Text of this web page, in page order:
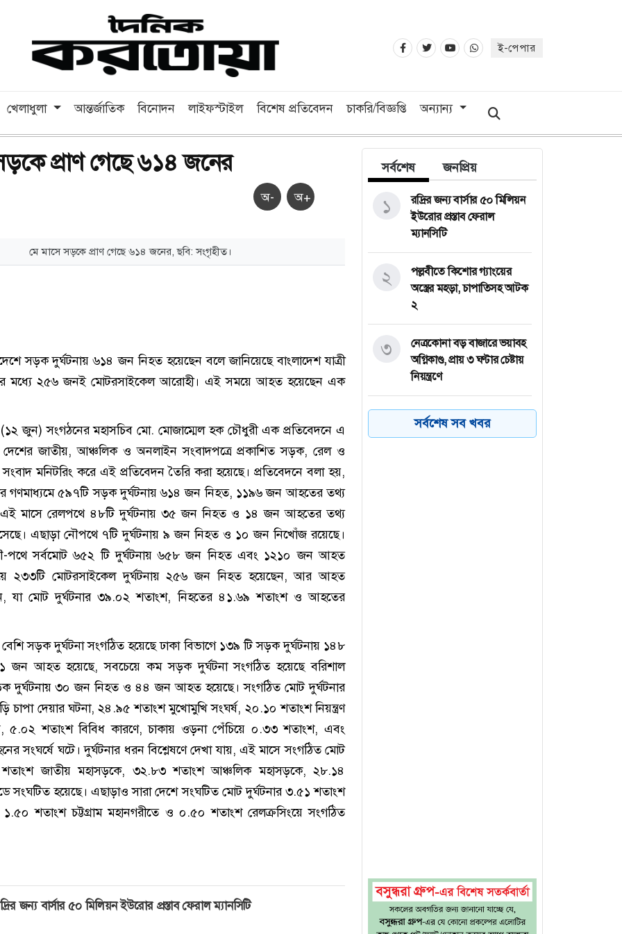
ই-পেপার
খেলাধুলা আন্তর্জাতিক বিনোদন লাইফস্টাইল বিশেষ প্রতিবেদন চাকরি/বিজ্ঞপ্তি অন্যান্য
প্রাণ গেছে ৬১৪ জনের
অ- অ+
মে মাসে সড়কে প্রাণ গেছে ৬১৪ জনের, ছবি: সংগৃহীত।
সড়ক দুর্ঘটনায় ৬১৪ জন নিহত হয়েছেন বলে জানিয়েছে বাংলাদেশ যাত্রী
মধ্যে ২৫৬ জনই মোটরসাইকেল আরোহী। এই সময়ে আহত হয়েছেন এক
জুন) সংগঠনের মহাসচিব মো. মোজাম্মেল হক চৌধুরী এক প্রতিবেদনে এ
দেশের জাতীয়, আঞ্চলিক ও অনলাইন সংবাদপত্রে প্রকাশিত সড়ক, রেল ও
মনিটরিং করে এই প্রতিবেদন তৈরি করা হয়েছে। প্রতিবেদনে বলা হয়,
গণমাধ্যমে ৫৯৭টি সড়ক দুর্ঘটনায় ৬১৪ জন নিহত, ১১৯৬ জন আহতের তথ্য
এই মাসে রেলপথে ৪৮টি দুর্ঘটনায় ৩৫ জন নিহত ও ১৪ জন আহতের তথ্য
এছাড়া নৌপথে ৭টি দুর্ঘটনায় ৯ জন নিহত ও ১০ জন নিখোঁজ রয়েছে।
সর্বমোট ৬৫২ টি দুর্ঘটনায় ৬৫৮ জন নিহত এবং ১২১০ জন আহত
২৩৩টি মোটরসাইকেল দুর্ঘটনায় ২৫৬ জন নিহত হয়েছেন, আর আহত
যা মোট দুর্ঘটনার ৩৯.০২ শতাংশ, নিহতের ৪১.৬৯ শতাংশ ও আহতের
সড়ক দুর্ঘটনা সংগঠিত হয়েছে ঢাকা বিভাগে ১৩৯ টি সড়ক দুর্ঘটনায় ১৪৮
আহত হয়েছে, সবচেয়ে কম সড়ক দুর্ঘটনা সংগঠিত হয়েছে বরিশাল
দুর্ঘটনায় ৩০ জন নিহত ও ৪৪ জন আহত হয়েছে। সংগঠিত মোট দুর্ঘটনার
চাপা দেয়ার ঘটনা, ২৪.৯৫ শতাংশ মুখোমুখি সংঘর্ষ, ২০.১০ শতাংশ নিয়ন্ত্রণ
৫.০২ শতাংশ বিবিধ কারণে, চাকায় ওড়না পেঁচিয়ে ০.৩৩ শতাংশ, এবং
সংঘর্ষে ঘটে। দুর্ঘটনার ধরন বিশ্লেষণে দেখা যায়, এই মাসে সংগঠিত মোট
শতাংশ জাতীয় মহাসড়কে, ৩২.৮৩ শতাংশ আঞ্চলিক মহাসড়কে, ২৮.১৪
সংঘটিত হয়েছে। এছাড়াও সারা দেশে সংঘটিত মোট দুর্ঘটনার ৩.৫১ শতাংশ
১.৫০ শতাংশ চট্টগ্রাম মহানগরীতে ও ০.৫০ শতাংশ রেলক্রসিংয়ে সংগঠিত
জন্য বার্সার ৫০ মিলিয়ন ইউরোর প্রস্তাব ফেরাল ম্যানসিটি
সর্বশেষ জনপ্রিয়
রদ্রির জন্য বার্সার ৫০ মিলিয়ন
ইউরোর প্রস্তাব ফেরাল
ম্যানসিটি
১
পল্লবীতে কিশোর গ্যাংয়ের
অস্ত্রের মহড়া, চাপাতিসহ আটক
২
২
নেত্রকোনা বড় বাজারে ভয়াবহ
অগ্নিকাণ্ড, প্রায় ৩ ঘণ্টার চেষ্টায়
নিয়ন্ত্রণে
৩
কয়েক ডজন
অভিবাসনপ্রত্যাশীকে উদ্ধার
সর্বশেষ সব খবর